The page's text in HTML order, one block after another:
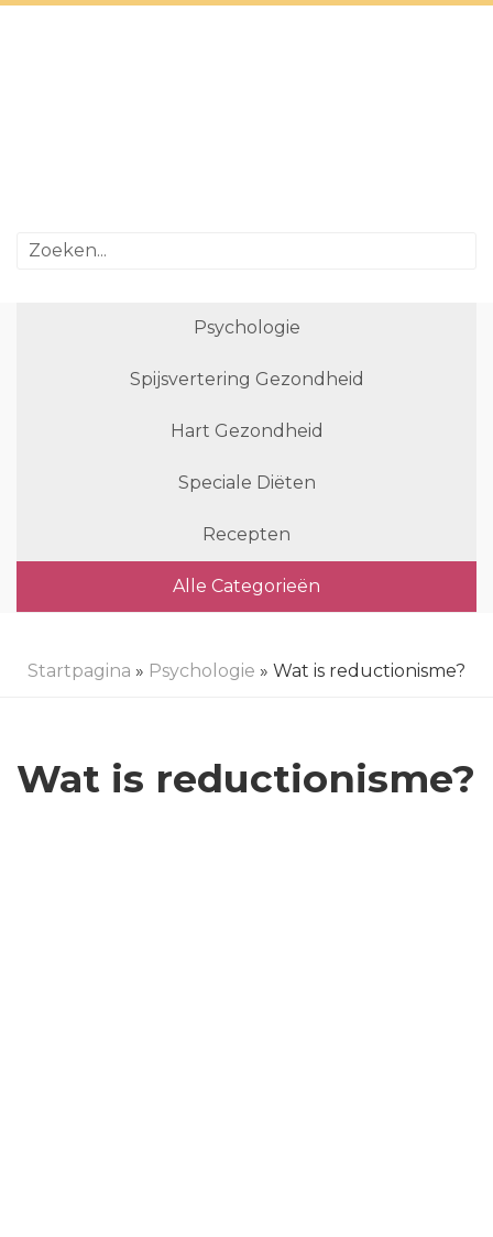
Psychologie
Spijsvertering Gezondheid
Hart Gezondheid
Speciale Diëten
Recepten
Alle Categorieën
Startpagina » Psychologie » Wat is reductionisme?
Wat is reductionisme?